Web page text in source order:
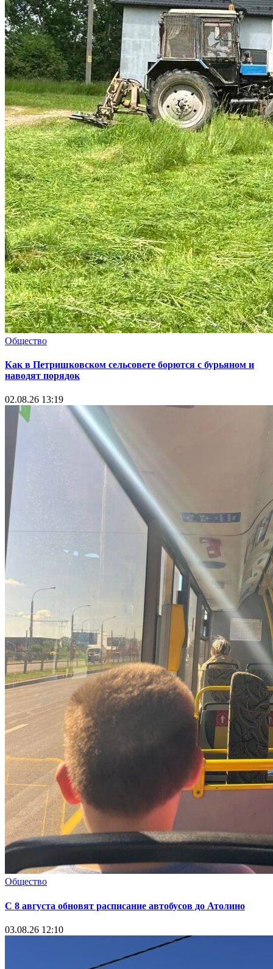
Общество
Как в Петришковском сельсовете борются с бурьяном и
наводят порядок
02.08.26 13:19
Общество
С 8 августа обновят расписание автобусов до Атолино
03.08.26 12:10